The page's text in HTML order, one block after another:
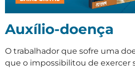
Auxílio-doença
O trabalhador que sofre uma
que o impossibilitou de exercer